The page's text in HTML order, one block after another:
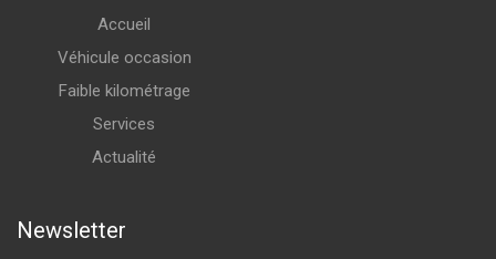
Accueil
Véhicule occasion
Faible kilométrage
Services
Actualité
Newsletter